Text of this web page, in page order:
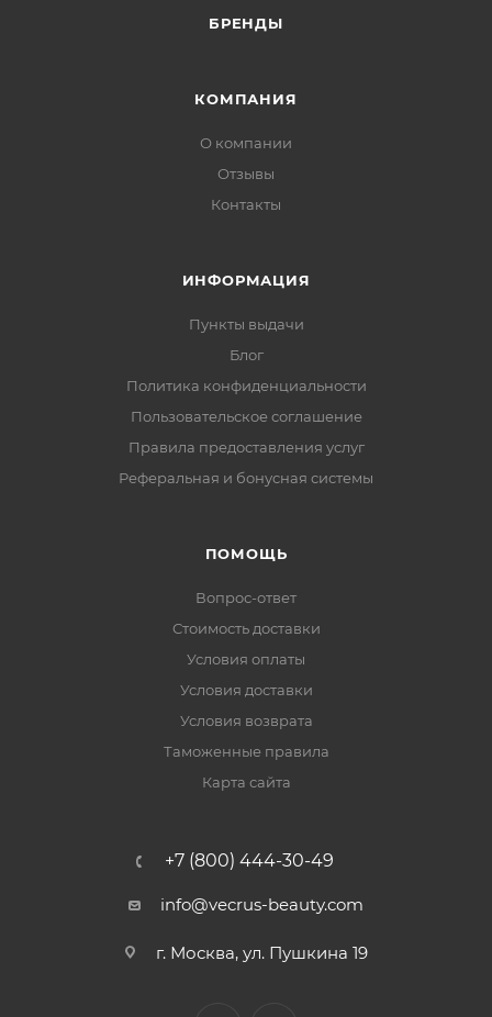
БРЕНДЫ
КОМПАНИЯ
О компании
Отзывы
Контакты
ИНФОРМАЦИЯ
Пункты выдачи
Блог
Политика конфиденциальности
Пользовательское соглашение
Правила предоставления услуг
Реферальная и бонусная системы
ПОМОЩЬ
Вопрос-ответ
Стоимость доставки
Условия оплаты
Условия доставки
Условия возврата
Таможенные правила
Карта сайта
+7 (800) 444-30-49
info@vecrus-beauty.com
г. Москва, ул. Пушкина 19